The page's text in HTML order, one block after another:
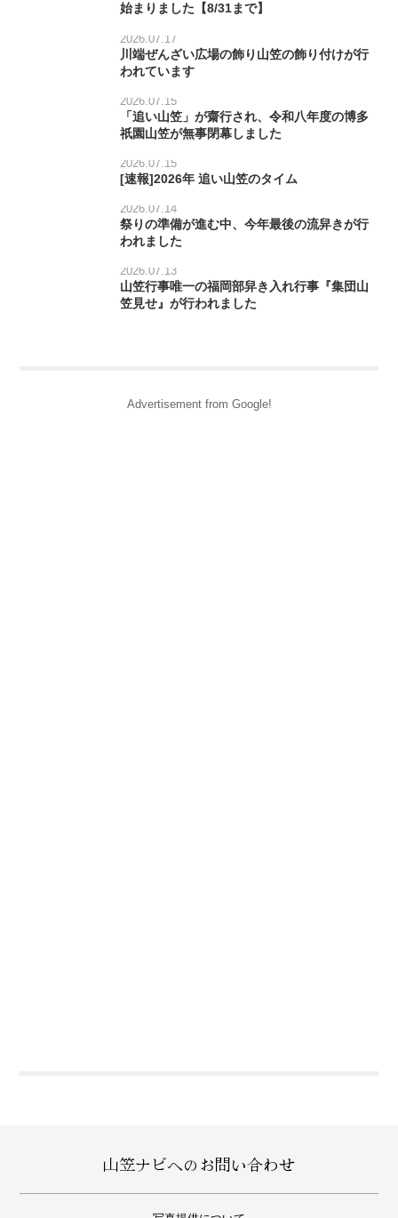
始まりました【8/31まで】
2026.07.17
川端ぜんざい広場の飾り山笠の飾り付けが行
われています
2026.07.15
「追い山笠」が齋行され、令和八年度の博多
祇園山笠が無事閉幕しました
2026.07.15
[速報]2026年 追い山笠のタイム
2026.07.14
祭りの準備が進む中、今年最後の流舁きが行
われました
2026.07.13
山笠行事唯一の福岡部舁き入れ行事『集団山
笠見せ』が行われました
山笠ナビへのお問い合わせ